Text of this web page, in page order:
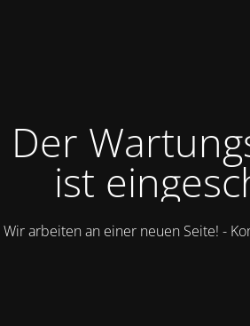
Der
ist
Wir arbeiten an einer neuen Seite! -